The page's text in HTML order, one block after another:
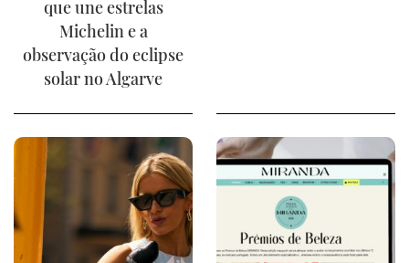
que une estrelas
Michelin e a
observação do eclipse
solar no Algarve